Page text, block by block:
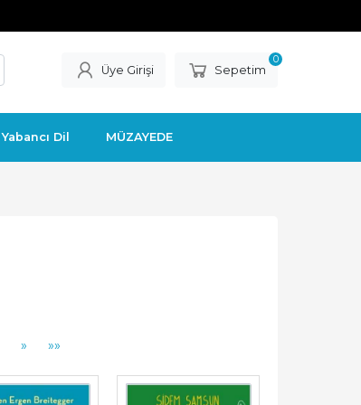
Üye Girişi Sepetim
0
Yabancı Dil MÜZAYEDE
» »»